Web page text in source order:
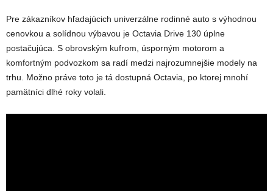
Pre zákazníkov hľadajúcich univerzálne rodinné auto s výhodnou
cenovkou a solídnou výbavou je Octavia Drive 130 úplne
postačujúca. S obrovským kufrom, úsporným motorom a
komfortným podvozkom sa radí medzi najrozumnejšie modely na
trhu. Možno práve toto je tá dostupná Octavia, po ktorej mnohí
pamätníci dlhé roky volali.